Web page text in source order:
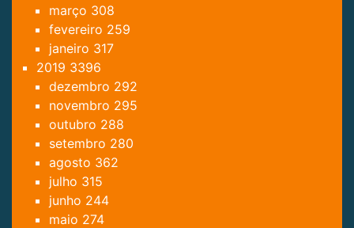
março 308
fevereiro 259
janeiro 317
2019 3396
dezembro 292
novembro 295
outubro 288
setembro 280
agosto 362
julho 315
junho 244
maio 274